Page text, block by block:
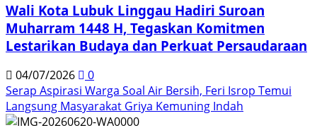
Wali Kota Lubuk Linggau Hadiri Suroan
Muharram 1448 H, Tegaskan Komitmen
Lestarikan Budaya dan Perkuat Persaudaraan
04/07/2026
0
Serap Aspirasi Warga Soal Air Bersih, Feri Isrop Temui
Langsung Masyarakat Griya Kemuning Indah